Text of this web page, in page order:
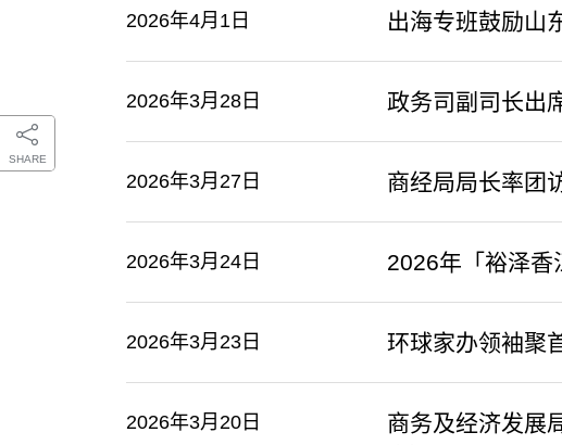
SHARE
2026年4月1日 出海专班鼓励山
2026年3月28日 政务司副司长出
2026年3月27日 商经局局长率团
2026年3月24日 2026年「裕泽
2026年3月23日 环球家办领袖聚
2026年3月20日
商务及经济发展